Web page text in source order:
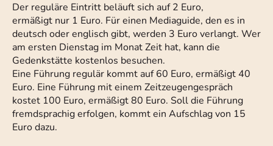
Der reguläre Eintritt beläuft sich auf 2 Euro,
ermäßigt nur 1 Euro. Für einen Mediaguide, den es in
deutsch oder englisch gibt, werden 3 Euro verlangt. Wer
am ersten Dienstag im Monat Zeit hat, kann die
Gedenkstätte kostenlos besuchen.
Eine Führung regulär kommt auf 60 Euro, ermäßigt 40
Euro. Eine Führung mit einem Zeitzeugengespräch
kostet 100 Euro, ermäßigt 80 Euro. Soll die Führung
fremdsprachig erfolgen, kommt ein Aufschlag von 15
Euro dazu.